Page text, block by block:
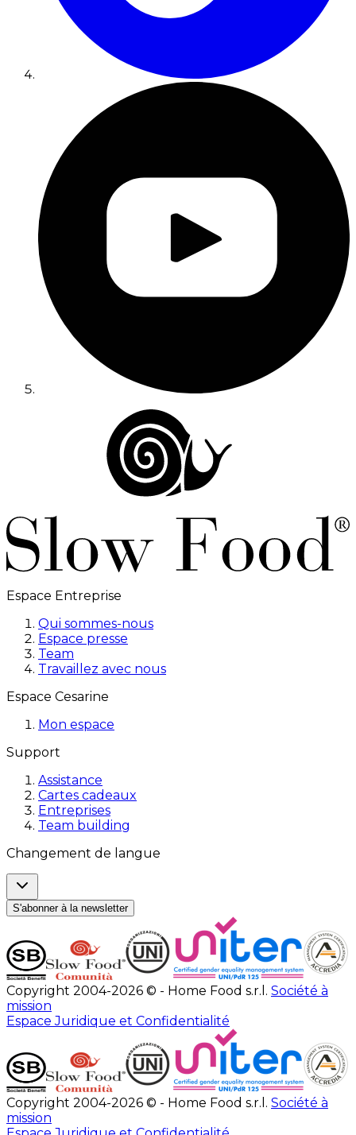
Espace Entreprise
Qui sommes-nous
Espace presse
Team
Travaillez avec nous
Espace Cesarine
Mon espace
Support
Assistance
Cartes cadeaux
Entreprises
Team building
Changement de langue
S'abonner à la newsletter
Copyright 2004-2026 © - Home Food s.r.l. Société à
mission
Espace Juridique et Confidentialité
Copyright 2004-2026 © - Home Food s.r.l. Société à
mission